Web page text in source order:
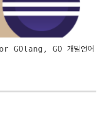
GO 개발언어